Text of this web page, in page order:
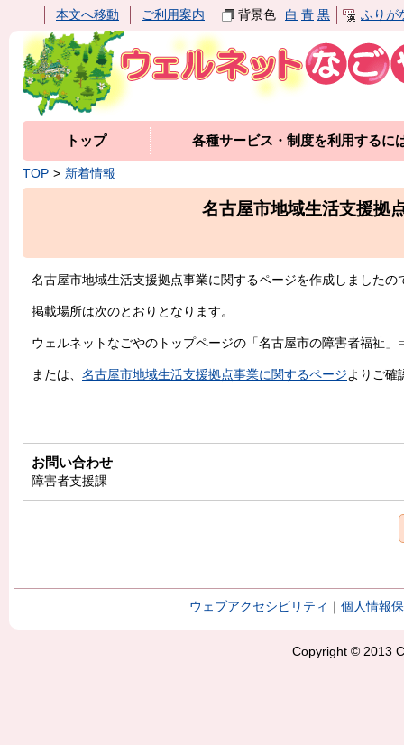
本文へ移動 ご利用案内 背景色 白 青 黒 ふりが
トップ 各種サービス・制度を利用するに
TOP 新着情報
名古屋市地域生活支援拠
名古屋市地域生活支援拠点事業に関するページを作成しましたの
掲載場所は次のとおりとなります。
ウェルネットなごやのトップページの「名古屋市の障害者福祉
または、 名古屋市地域生活支援拠点事業に関するページよりご確
お問い合わせ
障害者支援課
ウェブアクセシビリティ 個人情報
Copyright © 2013